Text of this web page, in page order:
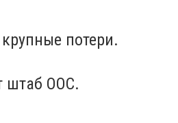
потери.
штаб ООС.